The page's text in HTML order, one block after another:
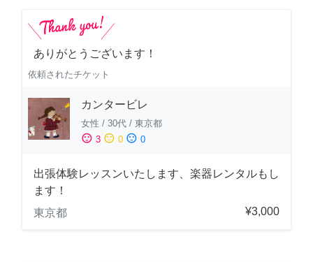
ありがとうございます！
依頼されたチケット
カンタービレ
女性 / 30代 / 東京都
sentiment_satisfied 3 sentiment_neutral 0 sentiment_dissatisfied 0
出張体験レッスンいたします、楽器レンタルもし
ます！
東京都
¥3,000